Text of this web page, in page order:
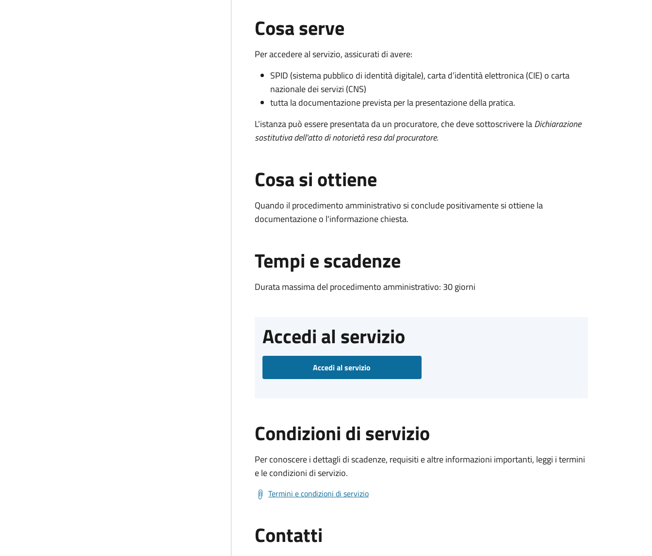
Cosa serve
Per accedere al servizio, assicurati di avere:
SPID (sistema pubblico di identità digitale), carta d’identità elettronica (CIE) o carta
nazionale dei servizi (CNS)
tutta la documentazione prevista per la presentazione della pratica.
L'istanza può essere presentata da un procuratore, che deve sottoscrivere laDichiarazione
sostitutiva dell'atto di notorietà resa dal procuratore.
Cosa si ottiene
Quando il procedimento amministrativo si conclude positivamente si ottiene la
documentazione o l'informazione chiesta.
Tempi e scadenze
Durata massima del procedimento amministrativo: 30 giorni
Accedi al servizio
Accedi al servizio
Condizioni di servizio
Per conoscere i dettagli di scadenze, requisiti e altre informazioni importanti, leggi i termini
e le condizioni di servizio.
Termini e condizioni di servizio
Contatti